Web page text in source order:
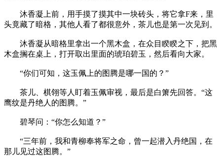
沐香凝上前，用手摸了摸其中一块砖头，将它拿F来，里
头竟藏了暗格，其他人看了都很意外，茶儿也是第一次见到。
沐香凝从暗格里拿出一个黑木盒，在众目睽睽之下，把黑
木盒搁在桌上，打开取出里面的琥珀碧玉，然后看向大家。
“你们可知，这玉佩上的图腾是哪一国的？”
茶儿、棋翎等人盯着玉佩审视，最后是白箫先回答。“这
鹰纹是丹绝人的图腾。”
碧琴问：“你怎么知道？”
“三年前，我和青柳奉将军之命，曾一起潜入丹绝国，在
那儿见过这图腾。”